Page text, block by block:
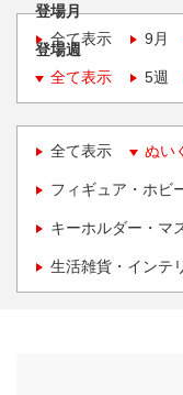
登場月
全て表示
9月
登場週
全て表示
5週
全て表示 ぬい
フィギュア・ホビ
キーホルダー・マ
生活雑貨・インテ